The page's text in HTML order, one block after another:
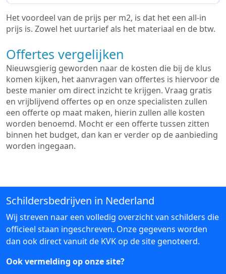
Het voordeel van de prijs per m2, is dat het een all-in
prijs is. Zowel het uurtarief als het materiaal en de btw.
Offertes vergelijken
Nieuwsgierig geworden naar de kosten die bij de klus
komen kijken, het aanvragen van offertes is hiervoor de
beste manier om direct inzicht te krijgen. Vraag gratis
en vrijblijvend offertes op en onze specialisten zullen
een offerte op maat maken, hierin zullen alle kosten
worden benoemd. Mocht er een offerte tussen zitten
binnen het budget, dan kan er verder op de aanbieding
worden ingegaan.
Schildersbedrijven in Nederland
Wij streven naar een volledig overzicht van schilders die
officieel staan ingeschreven. Onze gegevens worden
dan ook direct vanuit de KVK op de site genoteerd.
Ook vermelding op onze site?